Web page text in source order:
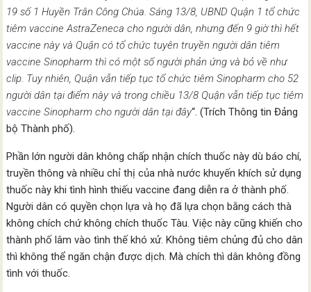
19 số 1 Huyền Trân Công Chúa. Sáng 13/8, UBND Quận 1 tổ chức
tiêm vaccine AstraZeneca cho người dân, nhưng đến 9 giờ thì hết
vaccine này và Quận có tổ chức tuyên truyền người dân tiêm
vaccine Sinopharm thì có một số người phản ứng và bỏ về như
clip. Tuy nhiên, Quận vẫn tiếp tục tổ chức tiêm Sinopharm cho 52
người dân tại điểm này và trong chiều 13/8 Quận vẫn tiếp tục tiêm
vaccine Sinopharm cho người dân tại đây“. (Trích Thông tin Đảng
bộ Thành phố).
Phần lớn người dân không chấp nhận chích thuốc này dù báo chí,
truyền thông và nhiều chỉ thị của nhà nước khuyến khích sử dụng
thuốc này khi tình hình thiếu vaccine đang diễn ra ở thành phố.
Người dân có quyền chọn lựa và họ đã lựa chọn bằng cách thà
không chích chứ không chích thuốc Tàu. Việc này cũng khiến cho
thành phố lâm vào tình thế khó xử. Không tiêm chủng đủ cho dân
thì không thể ngăn chận được dịch. Mà chích thì dân không đồng
tình với thuốc.